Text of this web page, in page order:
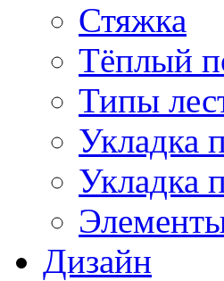
Стяжка
Тёплый
Типы
Укладка
Укладка
Дизайн